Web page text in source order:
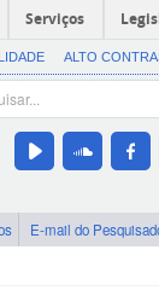
Serviços
ALTO
E-mail do